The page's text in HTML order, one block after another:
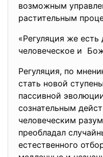
возможным
растительным
«Регуляция же
человеческое и
Регуляция, по
стать новой
пассивной
сознательным
человеческим
преобладал
естественного